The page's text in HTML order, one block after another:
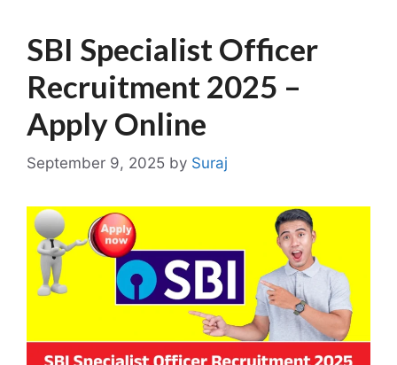
SBI Specialist Officer
Recruitment 2025 –
Apply Online
September 9, 2025 by Suraj